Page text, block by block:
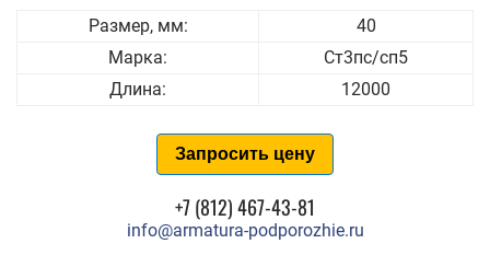
Размер, мм:
40
Марка:
Ст3пс/сп5
Длина:
12000
Запросить цену
+7 (812) 467-43-81
info@armatura-podporozhie.ru